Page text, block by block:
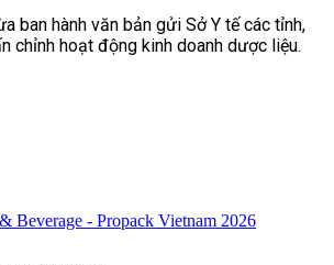
ban hành văn bản gửi Sở Y tế các tỉnh,
chỉnh hoạt động kinh doanh dược liệu.
Beverage - Propack Vietnam 2026